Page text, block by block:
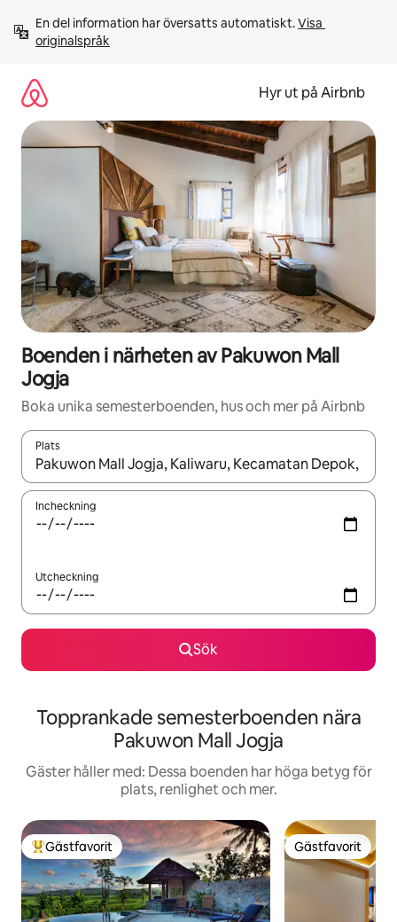
innehåll
En del information har översatts automatiskt. Visa
originalspråk
Hyr ut på Airbnb
Boenden i närheten av Pakuwon Mall
Jogja
Boka unika semesterboenden, hus och mer på Airbnb
Plats
När resultaten är tillgängliga kan du navigera med upp- och
Incheckning
Utcheckning
Sök
Topprankade semesterboenden nära
Pakuwon Mall Jogja
Gäster håller med: Dessa boenden har höga betyg för
plats, renlighet och mer.
Populär gästfavorit
Gästfavorit Gästfavorit
Gästfavorit